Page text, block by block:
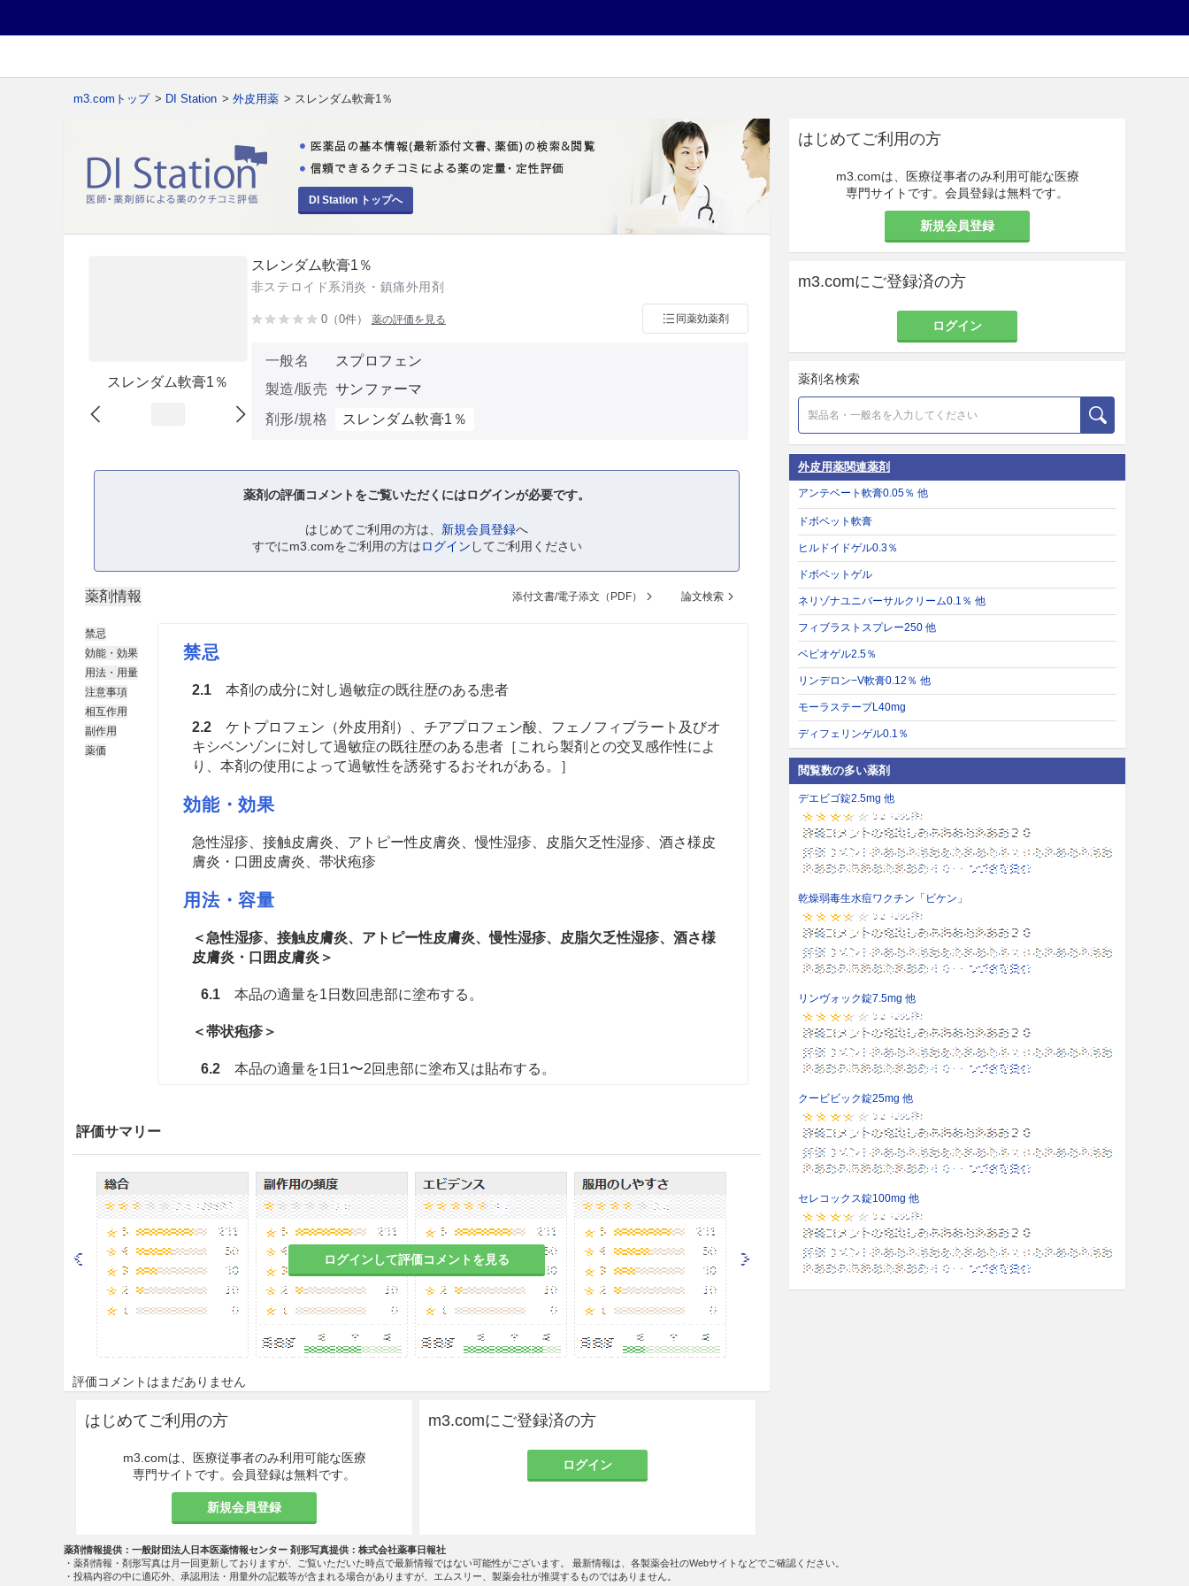
m3.comトップ > DI Station > 外皮用薬 > スレンダム軟膏1％
DI Station トップへ
スレンダム軟膏1％
スレンダム軟膏1％
非ステロイド系消炎・鎮痛外用剤
0（0件） 薬の評価を見る 同薬効薬剤
一般名
スプロフェン
製造/販売 サンファーマ
剤形/規格
スレンダム軟膏1％
薬剤の評価コメントをご覧いただくにはログインが必要です。
はじめてご利用の方は、 新規会員登録へ
すでにm3.comをご利用の方はログイン してご利用ください
薬剤情報 添付文書/電子添文（PDF） 論文検索
禁忌
効能・効果
用法・用量
注意事項
相互作用
副作用
薬価
禁忌
2.1本剤の成分に対し過敏症の既往歴のある患者
2.2ケトプロフェン（外皮用剤）、チアプロフェン酸、フェノフィブラート及びオ
キシベンゾンに対して過敏症の既往歴のある患者［これら製剤との交叉感作性によ
り、本剤の使用によって過敏性を誘発するおそれがある。］
効能・効果
急性湿疹、接触皮膚炎、アトピー性皮膚炎、慢性湿疹、皮脂欠乏性湿疹、酒さ様皮
膚炎・口囲皮膚炎、帯状疱疹
用法・容量
＜急性湿疹、接触皮膚炎、アトピー性皮膚炎、慢性湿疹、皮脂欠乏性湿疹、酒さ様
皮膚炎・口囲皮膚炎＞
6.1本品の適量を1日数回患部に塗布する。
＜帯状疱疹＞
6.2本品の適量を1日1〜2回患部に塗布又は貼布する。
本剤の長期使用により過敏症状があらわれる可能性がある。
慎重投与
9.5 妊婦
妊婦又は妊娠している可能性のある女性には、治療上の有益性が危険性を上回る
と判断される場合にのみ使用すること。
シクロオキシゲナーゼ阻害剤（経口剤、坐剤）を妊婦に使用し、胎児の腎機能障
害及び尿量減少、それに伴う羊水過少症が起きたとの報告がある。
9.7 小児等
低出生体重児、新生児又は乳児を対象とした臨床試験は実施していない。
適用上の注意
14.1 薬剤投与時の注意
14.1.1大量又は広範囲の使用は避けること。
14.1.2眼科用に使用しないこと。
評価サマリー
ログインして評価コメントを見る
評価コメントはまだありません
はじめてご利用の方
m3.comは、医療従事者のみ利用可能な医療
専門サイトです。会員登録は無料です。
新規会員登録
m3.comにご登録済の方
ログイン
はじめてご利用の方
m3.comは、医療従事者のみ利用可能な医療
専門サイトです。会員登録は無料です。
新規会員登録
m3.comにご登録済の方
ログイン
薬剤名検索
外皮用薬関連薬剤
アンテベート軟膏0.05％ 他
ドボベット軟膏
ヒルドイドゲル0.3％
ドボベットゲル
ネリゾナユニバーサルクリーム0.1％ 他
フィブラストスプレー250 他
ベピオゲル2.5％
リンデロン−V軟膏0.12％ 他
モーラステープL40mg
ディフェリンゲル0.1％
閲覧数の多い薬剤
デエビゴ錠2.5mg 他
乾燥弱毒生水痘ワクチン「ビケン」
リンヴォック錠7.5mg 他
クービビック錠25mg 他
セレコックス錠100mg 他
薬剤情報提供：一般財団法人日本医薬情報センター 剤形写真提供：株式会社薬事日報社
・薬剤情報・剤形写真は月一回更新しておりますが、ご覧いただいた時点で最新情報ではない可能性がございます。 最新情報は、各製薬会社のWebサイトなどでご確認ください。
・投稿内容の中に適応外、承認用法・用量外の記載等が含まれる場合がありますが、エムスリー、製薬会社が推奨するものではありません。